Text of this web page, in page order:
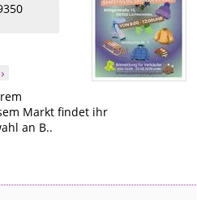
Markt findet ihr
an B..